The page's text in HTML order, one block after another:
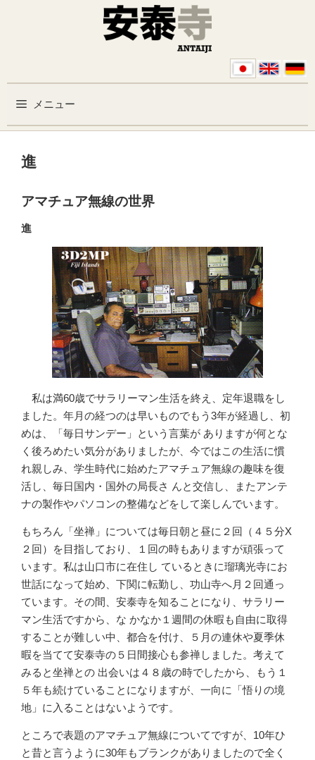
コンテンツへスキップ
メニュー
進
アマチュア無線の世界
進
私は満60歳でサラリーマン生活を終え、定年退職をし
ました。年月の経つのは早いものでもう3年が経過し、初
めは、「毎日サンデー」という言葉が ありますが何とな
く後ろめたい気分がありましたが、今ではこの生活に慣
れ親しみ、学生時代に始めたアマチュア無線の趣味を復
活し、毎日国内・国外の局長さ んと交信し、またアンテ
ナの製作やパソコンの整備などをして楽しんでいます。
もちろん「坐禅」については毎日朝と昼に２回（４５分X
２回）を目指しており、１回の時もありますが頑張って
います。私は山口市に在住し ているときに瑠璃光寺にお
世話になって始め、下関に転勤し、功山寺へ月２回通っ
ています。その間、安泰寺を知ることになり、サラリー
マン生活ですから、な かなか１週間の休暇も自由に取得
することが難しい中、都合を付け、５月の連休や夏季休
暇を当てて安泰寺の５日間接心も参禅しました。考えて
みると坐禅との 出会いは４８歳の時でしたから、もう１
５年も続けていることになりますが、一向に「悟りの境
地」に入ることはないようです。
ところで表題のアマチュア無線についてですが、10年ひ
と昔と言うように30年もブランクがありましたので全く